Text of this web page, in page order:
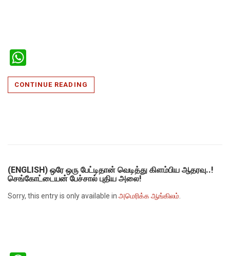
CONTINUE READING
(ENGLISH) ஒரே ஒரு பேட்டிதான் வெடித்து கிளம்பிய ஆதரவு..!
செங்கோட்டையன் பேச்சால் புதிய அலை!
Sorry, this entry is only available in அமெரிக்க ஆங்கிலம்